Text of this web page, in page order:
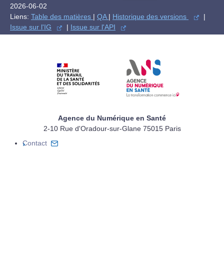
2026-06-02
Liens: Table des matières | QA | Historique des versions
|
Issue sur l'IG
| Issue sur l'API
Agence du Numérique en Santé
2-10 Rue d'Oradour-sur-Glane 75015 Paris
Contact